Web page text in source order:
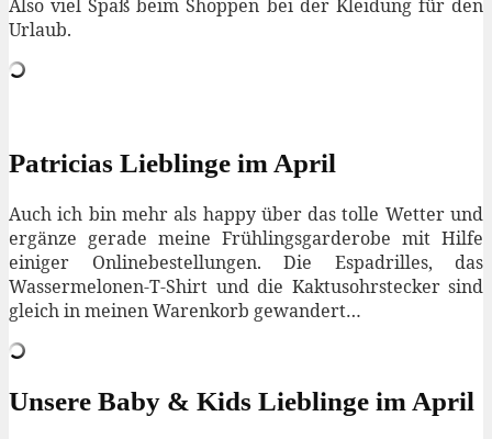
Also viel Spaß beim Shoppen bei der Kleidung für den
Urlaub.
Patricias Lieblinge im April
Auch ich bin mehr als happy über das tolle Wetter und
ergänze gerade meine Frühlingsgarderobe mit Hilfe
einiger Onlinebestellungen. Die Espadrilles, das
Wassermelonen-T-Shirt und die Kaktusohrstecker sind
gleich in meinen Warenkorb gewandert…
Unsere Baby & Kids Lieblinge im April